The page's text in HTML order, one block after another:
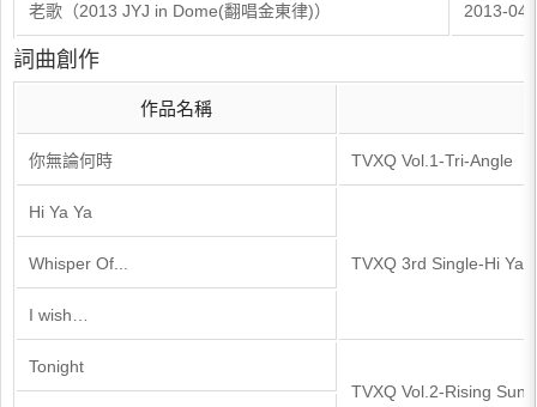
老歌（2013 JYJ in Dome(翻唱金東律)） 2013-04-
詞曲創作
作品名稱
你無論何時 TVXQ Vol.1-Tri-Angle
Hi Ya Ya
TVXQ 3rd Single-Hi Ya
Whisper Of...
I wish…
Tonight
TVXQ Vol.2-Rising Sun